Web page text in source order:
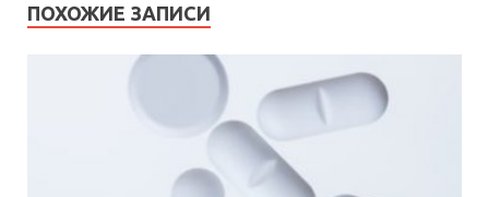
ПОХОЖИЕ ЗАПИСИ